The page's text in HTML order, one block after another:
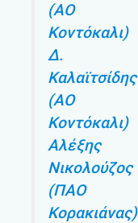
(ΑΟ
Κοντόκαλι)
Δ.
Καλαϊτσίδης
(ΑΟ
Κοντόκαλι)
Αλέξης
Νικολούζος
(ΠΑΟ
Κορακιάνας)